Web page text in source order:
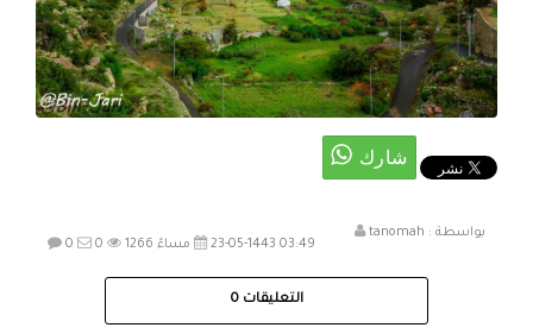
بواسطة : tanomah
23-05-1443 03:49 مساءً
0 0 1266
التعليقات 0